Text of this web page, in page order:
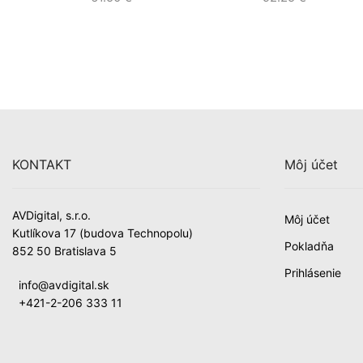
KONTAKT
AVDigital, s.r.o.
Kutlíkova 17 (budova Technopolu)
852 50 Bratislava 5
info@avdigital.sk
+421-2-206 333 11
Môj účet
Môj účet
Pokladňa
Prihlásenie